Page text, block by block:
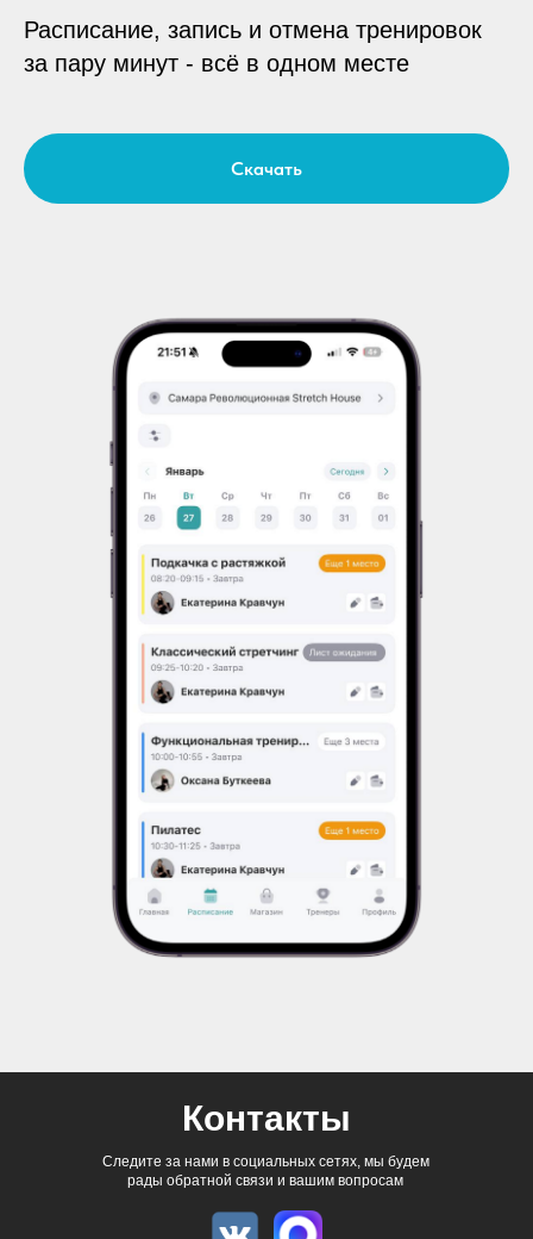
Расписание, запись и отмена тренировок
за пару минут - всё в одном месте
Скачать
Следите за нами в социальных сетях, мы будем
рады обратной связи и вашим вопросам
Контакты